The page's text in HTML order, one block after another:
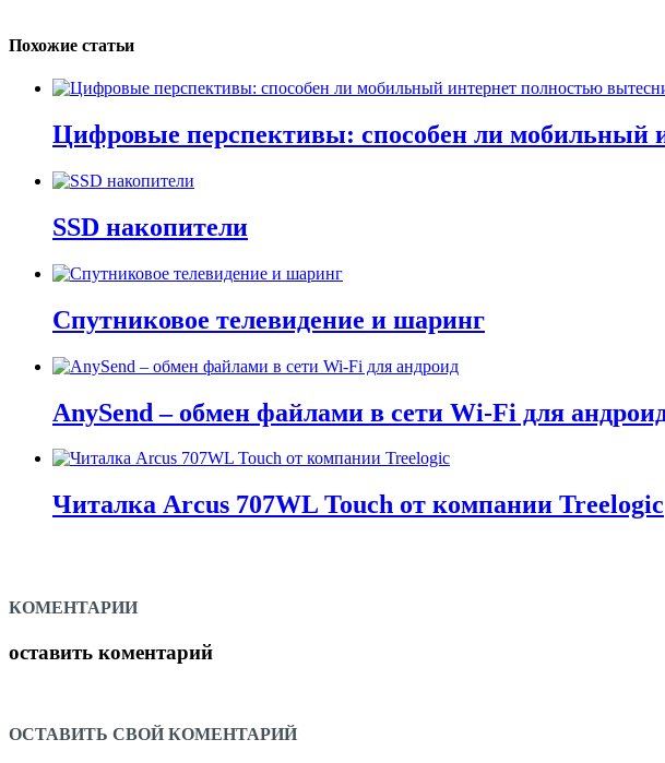
Похожие статьи
Цифровые перспективы: способен ли мобильный
SSD накопители
Спутниковое телевидение и шаринг
AnySend – обмен файлами в сети Wi-Fi для
Читалка Arcus 707WL Touch от компании Treelogic
КОМЕНТАРИИ
оставить коментарий
ОСТАВИТЬ СВОЙ КОМЕНТАРИЙ